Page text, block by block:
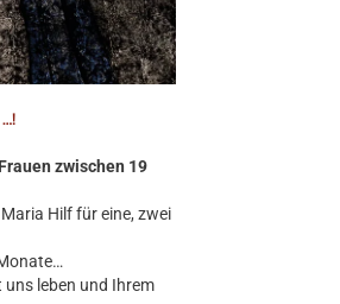
…!
zwischen 19
Hilf für eine, zwei
leben und Ihrem